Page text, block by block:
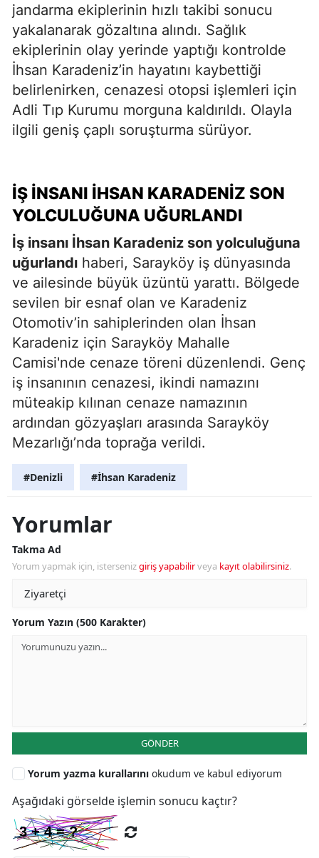
jandarma ekiplerinin hızlı takibi sonucu
yakalanarak gözaltına alındı. Sağlık
ekiplerinin olay yerinde yaptığı kontrolde
İhsan Karadeniz’in hayatını kaybettiği
belirlenirken, cenazesi otopsi işlemleri için
Adli Tıp Kurumu morguna kaldırıldı. Olayla
ilgili geniş çaplı soruşturma sürüyor.
İŞ İNSANI İHSAN KARADENIZ SON
YOLCULUĞUNA UĞURLANDI
İş insanı İhsan Karadeniz son yolculuğuna
uğurlandı haberi, Sarayköy iş dünyasında
ve ailesinde büyük üzüntü yarattı. Bölgede
sevilen bir esnaf olan ve Karadeniz
Otomotiv’in sahiplerinden olan İhsan
Karadeniz için Sarayköy Mahalle
Camisi'nde cenaze töreni düzenlendi. Genç
iş insanının cenazesi, ikindi namazını
müteakip kılınan cenaze namazının
ardından gözyaşları arasında Sarayköy
Mezarlığı’nda toprağa verildi.
#Denizli #İhsan Karadeniz
Yorumlar
Takma Ad
Yorum yapmak için, istersenizgiriş yapabilirveya kayıt olabilirsiniz.
Yorum Yazın (500 Karakter)
GÖNDER
Yorum yazma kurallarını okudum ve kabul ediyorum
Aşağıdaki görselde işlemin sonucu kaçtır?